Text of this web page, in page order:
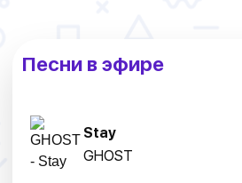
Песни в эфире
Stay
GHOST